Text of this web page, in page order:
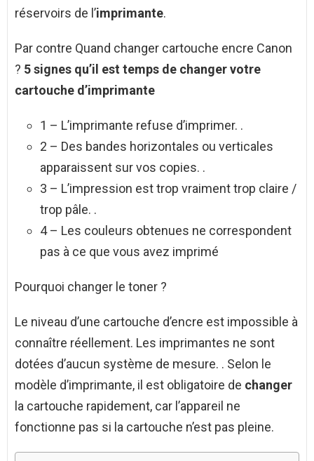
réservoirs de l’imprimante.
Par contre Quand changer cartouche encre Canon
? 5 signes qu’il est temps de changervotre
cartouche d’imprimante
1 – L’imprimante refuse d’imprimer. .
2 – Des bandes horizontales ou verticales
apparaissent sur vos copies. .
3 – L’impression est trop vraiment trop claire /
trop pâle. .
4 – Les couleurs obtenues ne correspondent
pas à ce que vous avez imprimé
Pourquoi changer le toner ?
Le niveau d’une cartouche d’encre est impossible à
connaître réellement. Les imprimantes ne sont
dotées d’aucun système de mesure. . Selon le
modèle d’imprimante, il est obligatoire de changer
la cartouche rapidement, car l’appareil ne
fonctionne pas si la cartouche n’est pas pleine.